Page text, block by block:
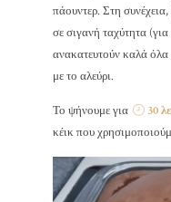
πάουντερ. Στη
σε σιγανή ταχύτητα
ανακατευτούν καλά όλα
με το αλεύρι.
Το ψήνουμε για 30
κέικ που